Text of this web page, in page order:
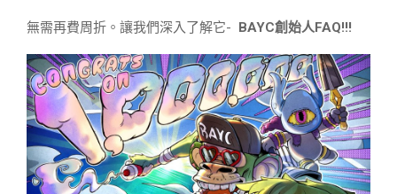
無需再費周折。讓我們深入了解它- BAYC創始人FAQ!!!